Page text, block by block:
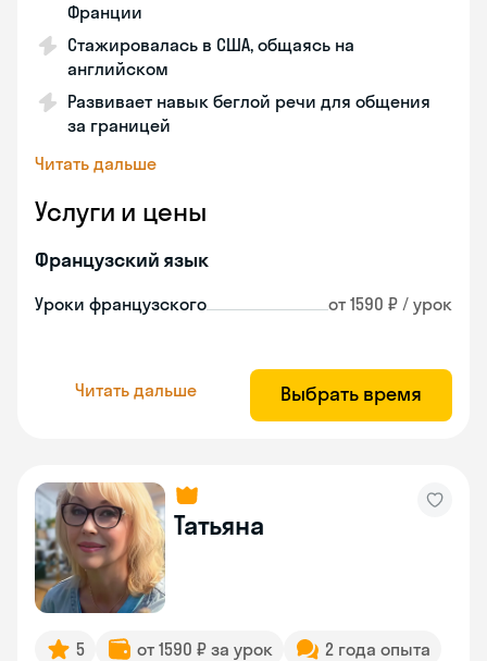
Франции
Стажировалась в США, общаясь на
английском
Развивает навык беглой речи для общения
за границей
Читать дальше
Услуги и цены
Французский язык
Уроки французского от 1590 ₽ / урок
Читать дальше Выбрать время
Татьяна
5 от 1590 ₽ за урок
2 года опыта